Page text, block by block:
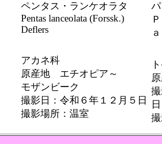
ペンタス・ランケオラタ
Pentas lanceolata (Forssk.)
Deflers
アカネ科
原産地 エチオピア～
モザンビーク
撮影日：令和６年１２月５日
撮影場所：温室
日